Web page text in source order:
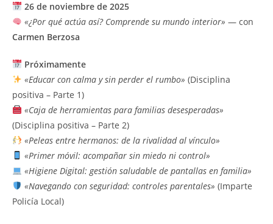
26 de noviembre de 2025
«¿Por qué actúa así? Comprende su mundo interior» — con
Carmen Berzosa
Próximamente
«Educar con calma y sin perder el rumbo» (Disciplina
positiva – Parte 1)
«Caja de herramientas para familias desesperadas»
(Disciplina positiva – Parte 2)
«Peleas entre hermanos: de la rivalidad al vínculo»
«Primer móvil: acompañar sin miedo ni control»
«Higiene Digital: gestión saludable de pantallas en familia»
«Navegando con seguridad: controles parentales» (Imparte
Policía Local)